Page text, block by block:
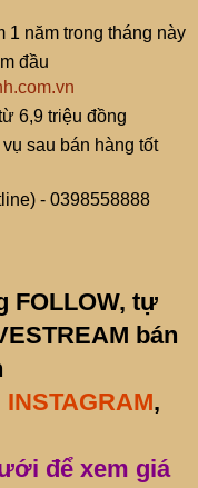
1 năm trong tháng này
đầu
6,9 triệu đồng
sau bán hàng tốt
- 0398558888
FOLLOW, tự
bán
INSTAGRAM,
để xem giá